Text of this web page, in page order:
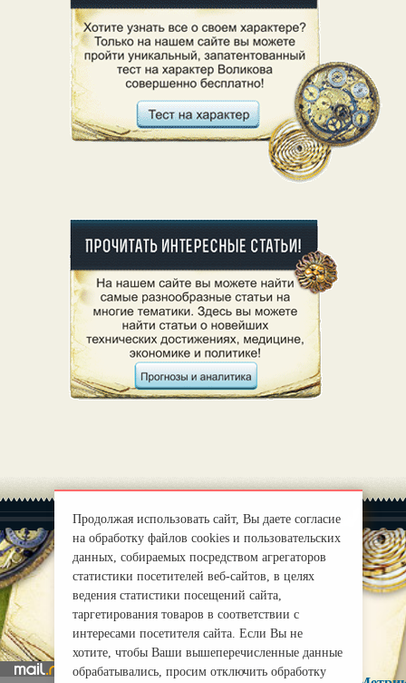
О нас |
mirprognoz@mail.ru
Продолжая использовать сайт, Вы даете согласие
на обработку файлов cookies и пользовательских
данных, собираемых посредством агрегаторов
статистики посетителей веб-сайтов, в целях
ведения статистики посещений сайта,
таргетирования товаров в соответствии с
интересами посетителя сайта. Если Вы не
хотите, чтобы Ваши вышеперечисленные данные
обрабатывались, просим отключить обработку